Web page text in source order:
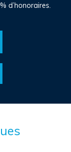
d’honoraires.